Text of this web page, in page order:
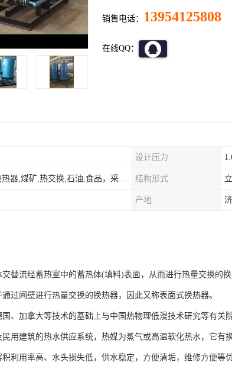
销售电话： 13954125808
在线QQ：
设计压力
钢厂,化工,换热器,煤矿,热交换,石油,食品，采暖.供热.空调。 结构形式
产地
替流经蓄热室中的蓄热体(填料)表面，从而进行热量交换的
过间壁进行热量交换的换热器，因此又称表面式换热器。
、加拿大等技术的基础上与中国热物理低漫技术研究等有关
用建筑的热水供应系统，热媒为蒸气或高温软化热水，它有
利用率高、水头损失低，供水稳定，方便清垢，维修方便等优